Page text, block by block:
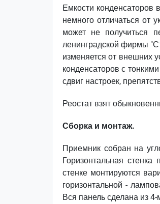
Емкости конденсаторов
немного отличаться от
может не получиться
ленинградской фирмы
изменяется от внешних
конденсаторов с
сдвиг настроек,
Реостат взят
Сборка и монтаж.
Приемник собран на
Горизонтальная
стенке монтируются
горизонтальной -
Вся панель сделана из